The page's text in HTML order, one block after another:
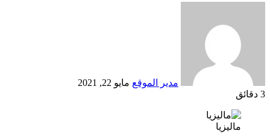
مدير الموقع مايو 22, 2021
3 دقائق
ماليزيا